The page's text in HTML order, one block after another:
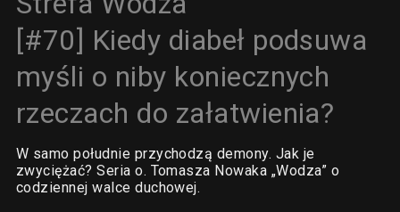
[#70] Kiedy diabeł podsuwa
myśli o niby koniecznych
rzeczach do załatwienia?
W samo południe przychodzą demony. Jak je
zwyciężać? Seria o. Tomasza Nowaka „Wodza” o
codziennej walce duchowej.